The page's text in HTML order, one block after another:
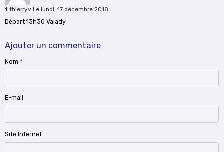
1 thierryv Le lundi, 17 décembre 2018
Départ 13h30 Valady
Ajouter un commentaire
Nom
E-mail
Site Internet